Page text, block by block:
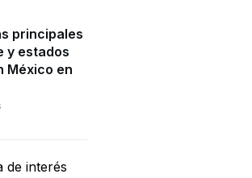
principales
y estados
México en
de interés